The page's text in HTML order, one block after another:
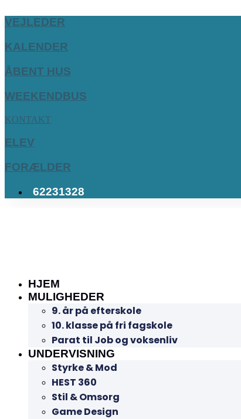
VEJLEDER
KALENDER
ÅBENT HUS
WEEKENDBUS
KONTAKT
ELEV
FORÆLDER
62231328
HJEM
MULIGHEDER
9. år på efterskole
10. klasse på fri fagskole
Parat til Job og voksenliv
UNDERVISNING
Styrke & Mod
HEST 360
Stil & Omsorg
Game Design